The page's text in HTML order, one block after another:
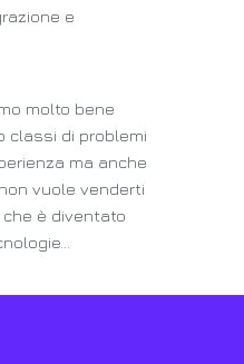
e
molto bene
classi di problemi
ma anche
vuole venderti
è diventato